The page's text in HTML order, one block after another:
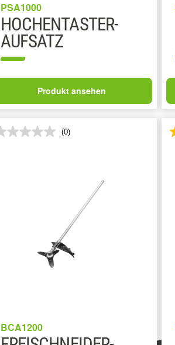
PSA1000
HOCHENTASTER-
AUFSATZ
Produkt ansehen
(0)
BCA1200